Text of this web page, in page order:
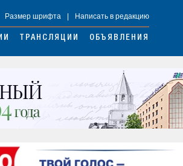
Размер шрифта Написать в редакцию
ТРАНСЛЯЦИИ ОБЪЯВЛЕНИЯ